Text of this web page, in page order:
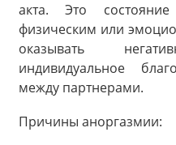
акта. Это
физическим или
оказывать
индивидуальное
между партнерами.
Причины аноргазмии: